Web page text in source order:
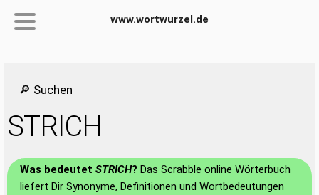
www.wortwurzel.de
🔎 Suchen
STRICH
Was bedeutet STRICH? Das Scrabble online Wörterbuch
liefert Dir Synonyme, Definitionen und Wortbedeutungen